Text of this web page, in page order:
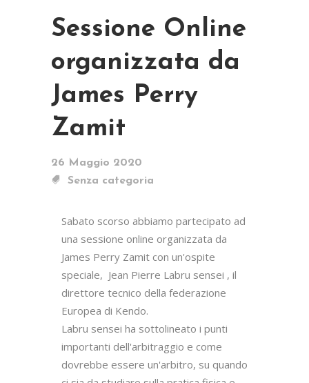
Sessione Online
organizzata da
James Perry
Zamit
26 Maggio 2020
Senza categoria
Sabato scorso abbiamo partecipato ad
una sessione online organizzata da
James Perry Zamit con un'ospite
speciale,  Jean Pierre Labru sensei , il
direttore tecnico della federazione
Europea di Kendo.
Labru sensei ha sottolineato i punti
importanti dell'arbitraggio e come
dovrebbe essere un'arbitro, su quando